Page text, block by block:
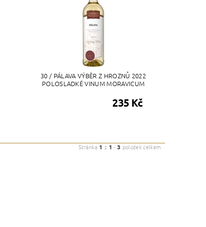
30 / PÁLAVA VÝBĚR Z HROZNŮ 2022
POLOSLADKÉ VINUM MORAVICUM
235 Kč
Stránka 1 z 1 -3 položek celkem